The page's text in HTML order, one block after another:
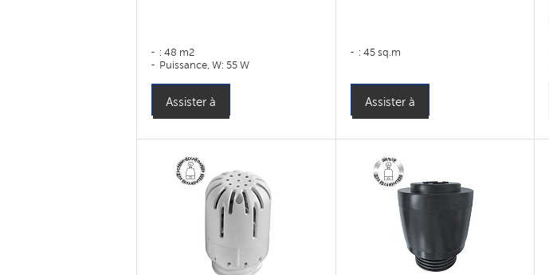
: 48 m2
Puissance, W: 55 W
Assister à
: 45 sq.m
Assister à